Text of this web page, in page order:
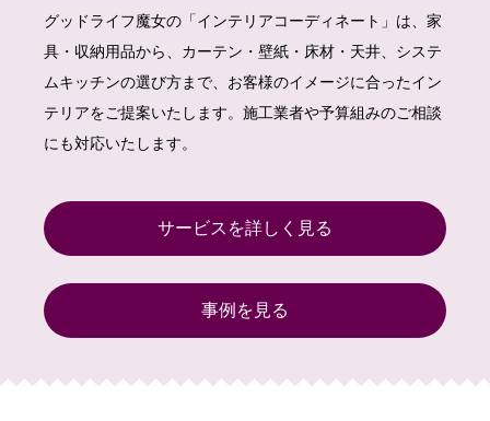
グッドライフ魔女の「インテリアコーディネート」は、家
具・収納用品から、カーテン・壁紙・床材・天井、システ
ムキッチンの選び方まで、お客様のイメージに合ったイン
テリアをご提案いたします。施工業者や予算組みのご相談
にも対応いたします。
サービスを詳しく見る
事例を見る